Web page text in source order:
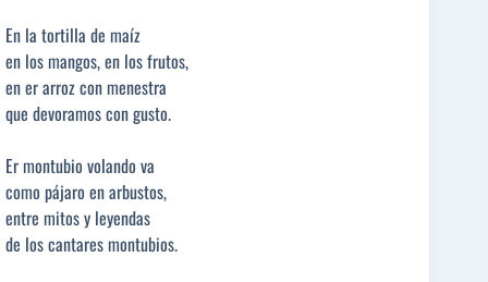
En la tortilla de maíz
en los mangos, en los frutos,
en er arroz con menestra
que devoramos con gusto.
Er montubio volando va
como pájaro en arbustos,
entre mitos y leyendas
de los cantares montubios.